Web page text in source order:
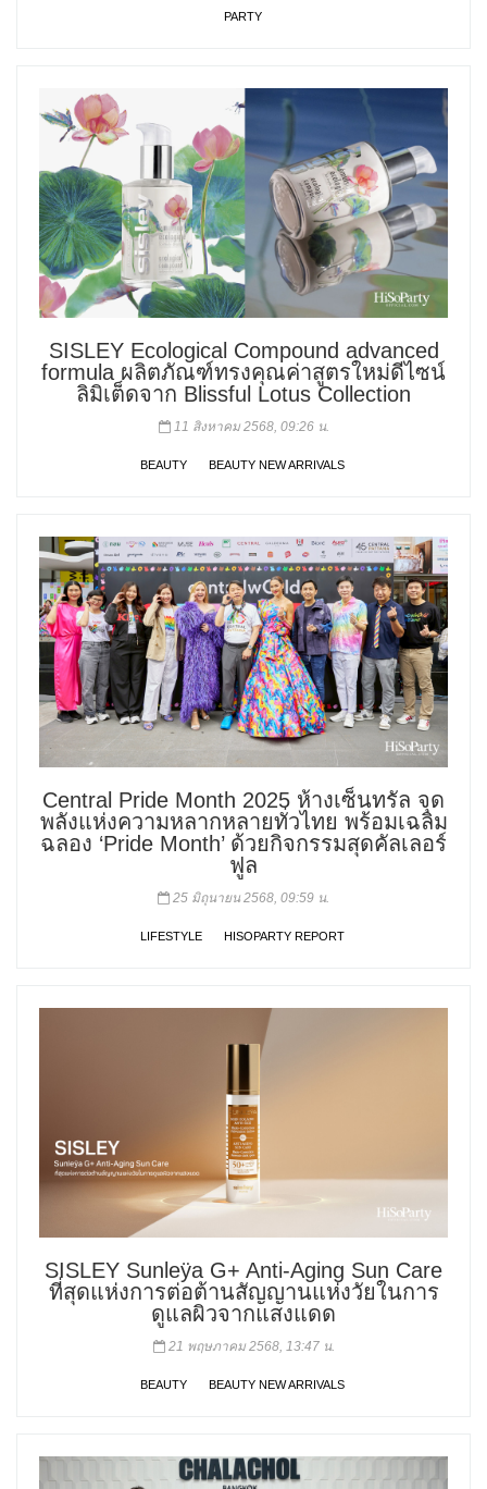
PARTY
SISLEY Ecological Compound advanced
formula ผลิตภัณฑ์ทรงคุณค่าสูตรใหม่ดีไซน์
ลิมิเต็ดจาก Blissful Lotus Collection
11 สิงหาคม 2568, 09:26 น.
BEAUTY BEAUTY NEW ARRIVALS
Central Pride Month 2025 ห้างเซ็นทรัล จุด
พลังแห่งความหลากหลายทั่วไทย พร้อมเฉลิม
ฉลอง ‘Pride Month’ ด้วยกิจกรรมสุดคัลเลอร์
ฟูล
25 มิถุนายน 2568, 09:59 น.
LIFESTYLE HISOPARTY REPORT
SISLEY Sunleÿa G+ Anti-Aging Sun Care
ที่สุดแห่งการต่อต้านสัญญานแห่งวัยในการ
ดูแลผิวจากแสงแดด
21 พฤษภาคม 2568, 13:47 น.
BEAUTY BEAUTY NEW ARRIVALS